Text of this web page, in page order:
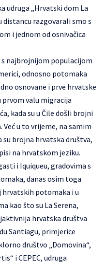
udruga „Hrvatski dom La
distancu razgovarali smo s
i jednom od osnivačica
najbrojnijom populacijom
odnosno potomaka
osnovane i prve hrvatske
prvom valu migracija
kada su u Čile došli brojni
u to vrijeme, na samim
su brojna hrvatska društva,
na hrvatskom jeziku.
i Iquiqueu, gradovima s
danas osim toga
hrvatskih potomaka i u
kao što su La Serena,
hrvatska društva
Santiagu, primjerice
društvo „Domovina“,
i CEPEC, udruga